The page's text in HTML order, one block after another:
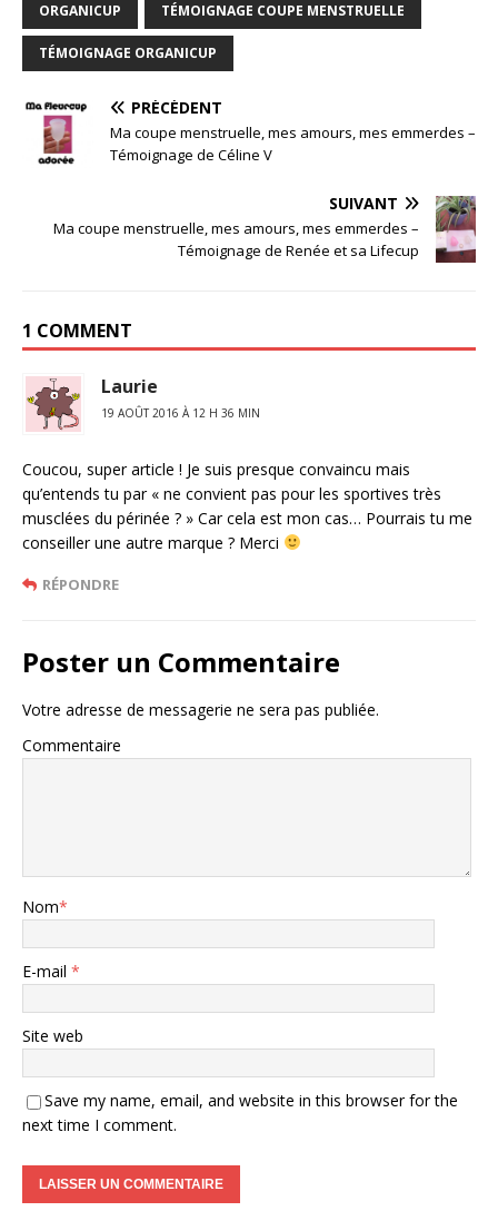
ORGANICUP TÉMOIGNAGE COUPE MENSTRUELLE
TÉMOIGNAGE ORGANICUP
PRÉCÉDENT
Ma coupe menstruelle, mes amours, mes emmerdes –
Témoignage de Céline V
SUIVANT
Ma coupe menstruelle, mes amours, mes emmerdes –
Témoignage de Renée et sa Lifecup
1 COMMENT
Laurie
19 AOÛT 2016 À 12 H 36 MIN
Coucou, super article ! Je suis presque convaincu mais
qu’entends tu par « ne convient pas pour les sportives très
musclées du périnée ? » Car cela est mon cas… Pourrais tu me
conseiller une autre marque ? Merci
RÉPONDRE
Poster un Commentaire
Votre adresse de messagerie ne sera pas publiée.
Commentaire
Nom*
E-mail *
Site web
Save my name, email, and website in this browser for the
next time I comment.